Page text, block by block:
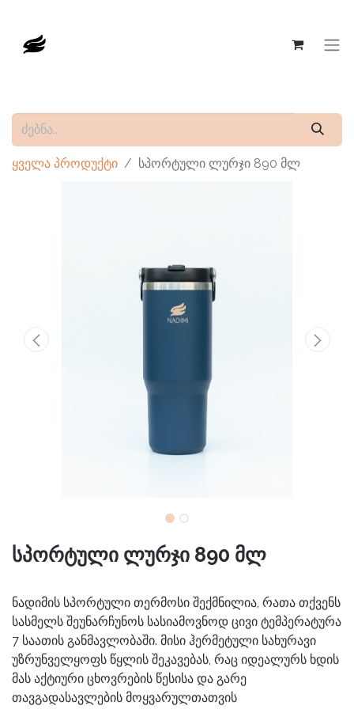
ყველა პროდუქტი სპორტული ლურჯი 890 მლ
სპორტული ლურჯი 890 მლ
ნადიმის სპორტული თერმოსი შექმნილია, რათა თქვენს
სასმელს შეუნარჩუნოს სასიამოვნოდ ცივი ტემპერატურა
7 საათის განმავლობაში. მისი ჰერმეტული სახურავი
უზრუნველყოფს წყლის შეკავებას, რაც იდეალურს ხდის
მას აქტიური ცხოვრების წესისა და გარე
თავგადასავლების მოყვარულთათვის